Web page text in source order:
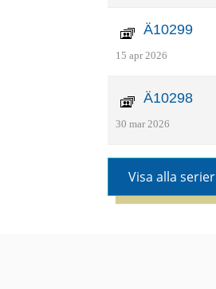
Ä10299
15 apr 2026
Ä10298
30 mar 2026
Visa alla serier